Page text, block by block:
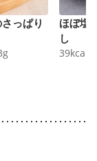
っぱり
g
ほぼ塩
し
39kcal